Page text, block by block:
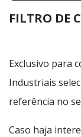
FILTRO DE
Exclusivo para
Industriais
referência no
Caso haja